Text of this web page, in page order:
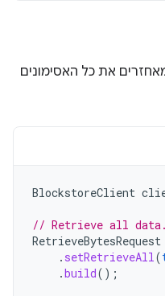
את כל האסימונים
BlockstoreClient
// Retrieve all data.
RetrieveBytesRequest
. setRetrieveAll(
.build();